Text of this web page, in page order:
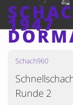
1947
Home
Beiträge
Mannschaften
Schach960
Runde 2